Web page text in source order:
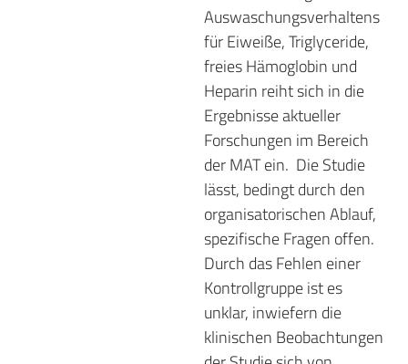
Auswaschungsverhaltens
für Eiweiße, Triglyceride,
freies Hämoglobin und
Heparin reiht sich in die
Ergebnisse aktueller
Forschungen im Bereich
der MAT ein. Die Studie
lässt, bedingt durch den
organisatorischen Ablauf,
spezifische Fragen offen.
Durch das Fehlen einer
Kontrollgruppe ist es
unklar, inwiefern die
klinischen Beobachtungen